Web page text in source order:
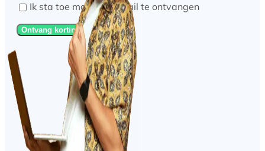
Ik sta toe marketing mail te ontvangen
Ontvang korting